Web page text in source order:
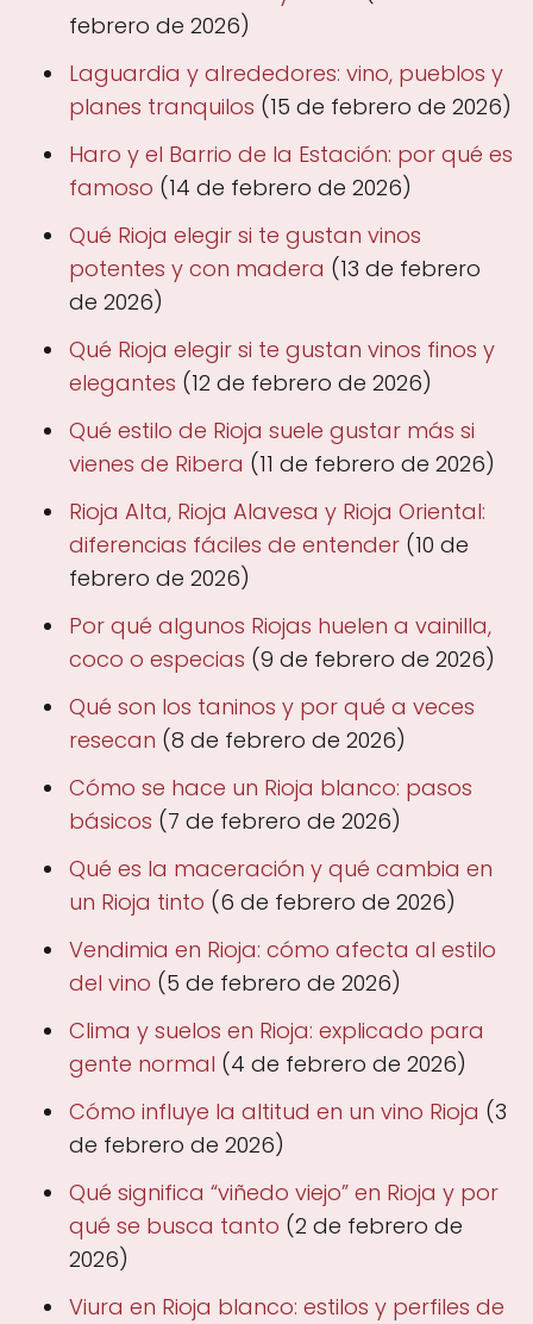
febrero de 2026)
Laguardia y alrededores: vino, pueblos y
planes tranquilos (15 de febrero de 2026)
Haro y el Barrio de la Estación: por qué es
famoso (14 de febrero de 2026)
Qué Rioja elegir si te gustan vinos
potentes y con madera (13 de febrero
de 2026)
Qué Rioja elegir si te gustan vinos finos y
elegantes (12 de febrero de 2026)
Qué estilo de Rioja suele gustar más si
vienes de Ribera (11 de febrero de 2026)
Rioja Alta, Rioja Alavesa y Rioja Oriental:
diferencias fáciles de entender (10 de
febrero de 2026)
Por qué algunos Riojas huelen a vainilla,
coco o especias (9 de febrero de 2026)
Qué son los taninos y por qué a veces
resecan (8 de febrero de 2026)
Cómo se hace un Rioja blanco: pasos
básicos (7 de febrero de 2026)
Qué es la maceración y qué cambia en
un Rioja tinto (6 de febrero de 2026)
Vendimia en Rioja: cómo afecta al estilo
del vino (5 de febrero de 2026)
Clima y suelos en Rioja: explicado para
gente normal (4 de febrero de 2026)
Cómo influye la altitud en un vino Rioja (3
de febrero de 2026)
Qué significa “viñedo viejo” en Rioja y por
qué se busca tanto (2 de febrero de
2026)
Viura en Rioja blanco: estilos y perfiles de